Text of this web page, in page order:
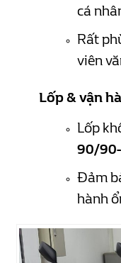
cá
Rất
viên
Lốp & vận
Lốp
90/
Đảm
hành